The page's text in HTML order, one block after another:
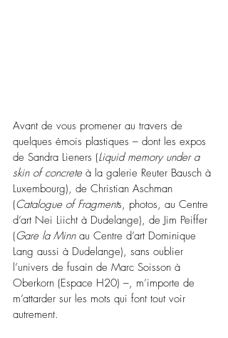
Avant de vous promener au travers de
quelques émois plastiques – dont les expos
de Sandra Lieners (Liquid memory under a
skin of concrete à la galerie Reuter Bausch à
Luxembourg), de Christian Aschman
(Catalogue of Fragments, photos, au Centre
d’art Nei Liicht à Dudelange), de Jim Peiffer
(Gare la Minn au Centre d’art Dominique
Lang aussi à Dudelange), sans oublier
l’univers de fusain de Marc Soisson à
Oberkorn (Espace H20) –, m’importe de
m’attarder sur les mots qui font tout voir
autrement.